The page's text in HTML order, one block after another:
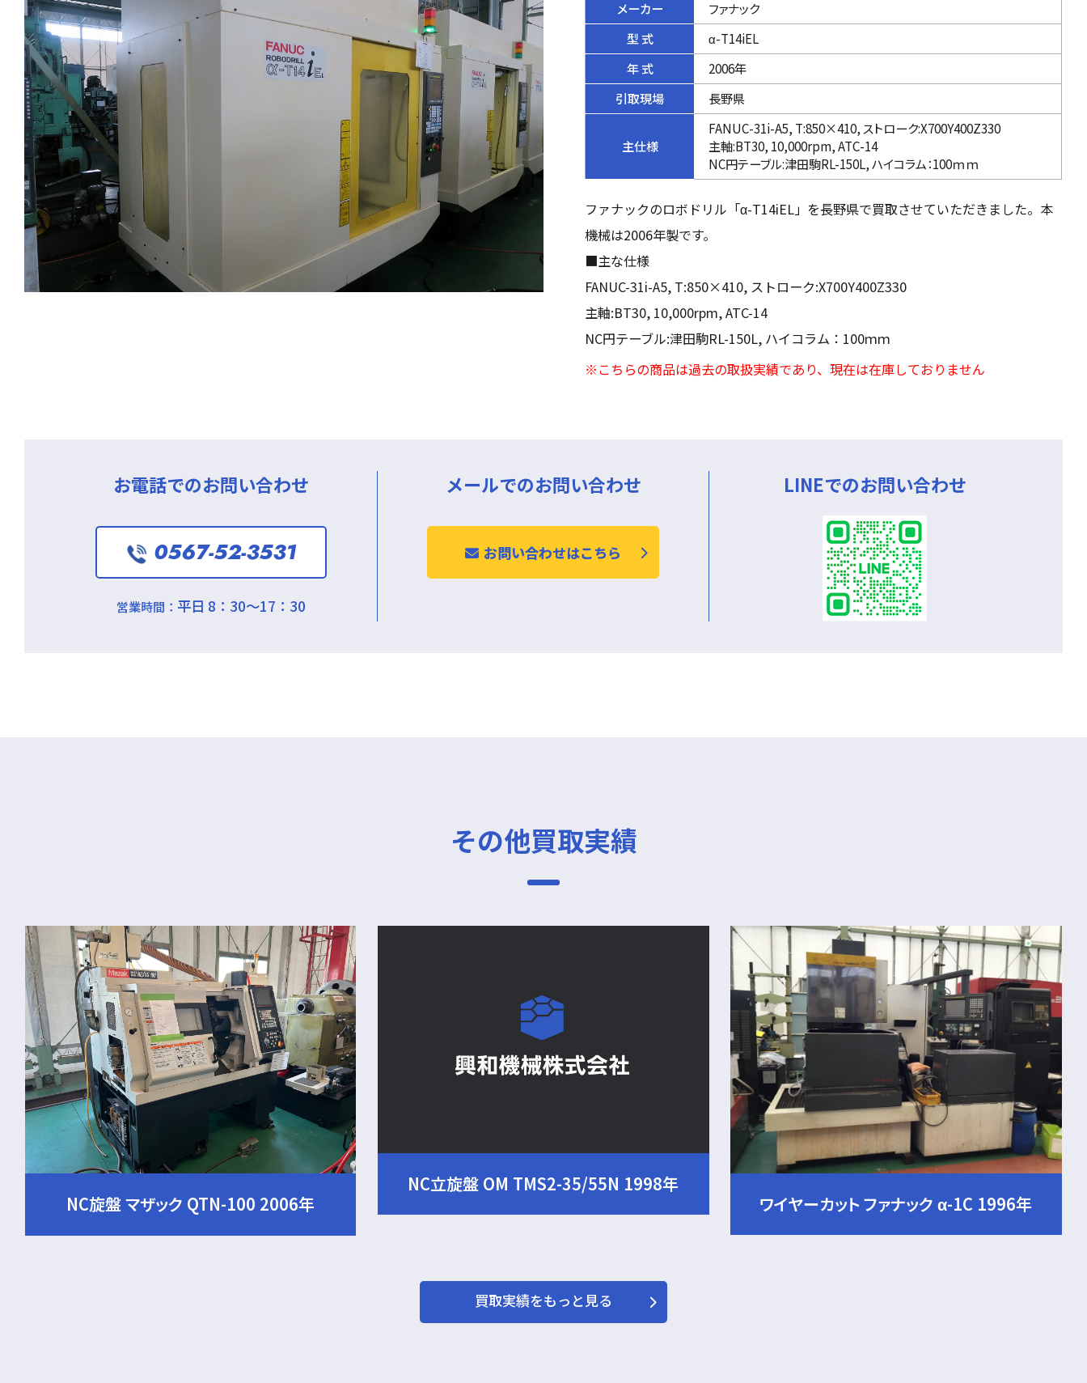
メーカー
ファナック
型 式
α-T14iEL
年 式
2006年
引取現場
長野県
主仕様
FANUC-31i-A5, T:850×410, ストローク:X700Y400Z330
主軸:BT30, 10,000rpm, ATC-14
NC円テーブル:津田駒RL-150L, ハイコラム：100ｍｍ
ファナックのロボドリル「α-T14iEL」を長野県で買取させていただきました。本
機械は2006年製です。
■主な仕様
FANUC-31i-A5, T:850×410, ストローク:X700Y400Z330
主軸:BT30, 10,000rpm, ATC-14
NC円テーブル:津田駒RL-150L, ハイコラム：100ｍｍ
※こちらの商品は過去の取扱実績であり、現在は在庫しておりません
お電話でのお問い合わせ
0567-52-3531
営業時間： 平日 8：30～17：30
メールでのお問い合わせ
お問い合わせはこちら
LINEでのお問い合わせ
その他買取実績
NC旋盤 マザック QTN-100 2006年
NC立旋盤 OM TMS2-35/55N 1998年
ワイヤーカット ファナック α-1C 1996年
買取実績をもっと見る